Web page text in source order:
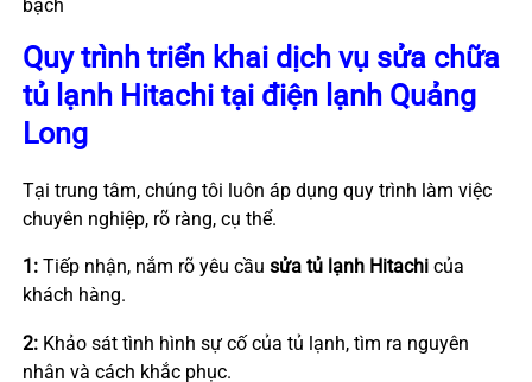
bạch
Quy trình triển khai dịch vụ sửa chữa
tủ lạnh Hitachi tại điện lạnh Quảng
Long
Tại trung tâm, chúng tôi luôn áp dụng quy trình làm việc
chuyên nghiệp, rõ ràng, cụ thể.
1:Tiếp nhận, nắm rõ yêu cầu sửa tủ lạnh Hitachicủa
khách hàng.
2:Khảo sát tình hình sự cố của tủ lạnh, tìm ra nguyên
nhân và cách khắc phục.